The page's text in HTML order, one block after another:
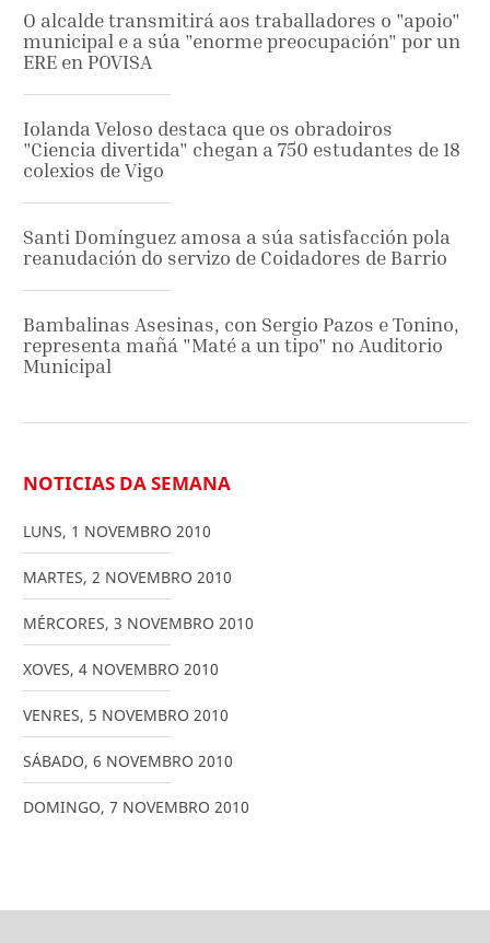
O alcalde transmitirá aos traballadores o "apoio"
municipal e a súa "enorme preocupación" por un
ERE en POVISA
Iolanda Veloso destaca que os obradoiros
"Ciencia divertida" chegan a 750 estudantes de 18
colexios de Vigo
Santi Domínguez amosa a súa satisfacción pola
reanudación do servizo de Coidadores de Barrio
Bambalinas Asesinas, con Sergio Pazos e Tonino,
representa mañá "Maté a un tipo" no Auditorio
Municipal
NOTICIAS DA SEMANA
LUNS, 1 NOVEMBRO 2010
MARTES, 2 NOVEMBRO 2010
MÉRCORES, 3 NOVEMBRO 2010
XOVES, 4 NOVEMBRO 2010
VENRES, 5 NOVEMBRO 2010
SÁBADO, 6 NOVEMBRO 2010
DOMINGO, 7 NOVEMBRO 2010